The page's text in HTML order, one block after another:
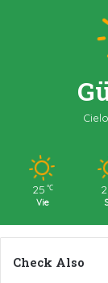
25 ℃
Vie
Check Also